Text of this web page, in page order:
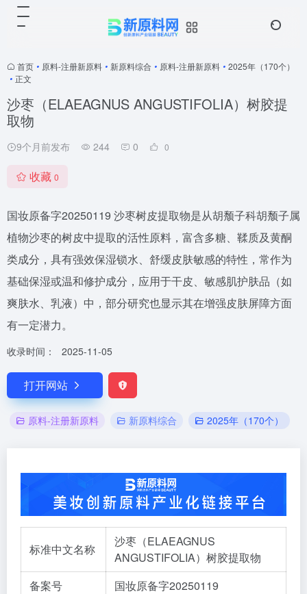
首页 • 原料-注册新原料 • 新原料综合 • 原料-注册新原料 • 2025年（170个）
• 正文
沙枣（ELAEAGNUS ANGUSTIFOLIA）树胶提
取物
9个月前发布 244 0 0
收藏 0
国妆原备字20250119 沙枣树皮提取物是从胡颓子科胡颓子属
植物沙枣的树皮中提取的活性原料，富含多糖、鞣质及黄酮
类成分，具有强效保湿锁水、舒缓皮肤敏感的特性，常作为
基础保湿或温和修护成分，应用于干皮、敏感肌护肤品（如
爽肤水、乳液）中，部分研究也显示其在增强皮肤屏障方面
有一定潜力。
收录时间： 2025-11-05
打开网站
原料-注册新原料 新原料综合 2025年（170个）
标准中文名称
沙枣（ELAEAGNUS
ANGUSTIFOLIA）树胶提取物
备案号
国妆原备字20250119